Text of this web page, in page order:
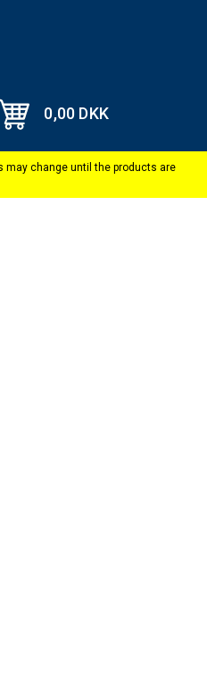
0,00 DKK